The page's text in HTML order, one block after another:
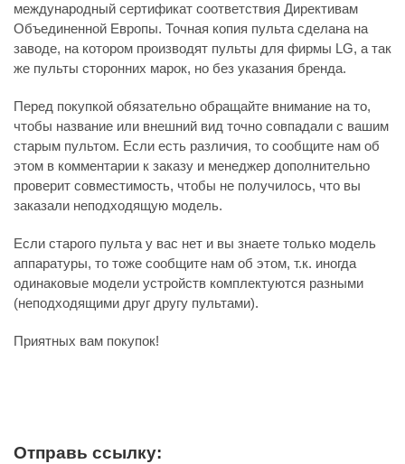
международный сертификат соответствия Директивам
Объединенной Европы. Точная копия пульта сделана на
заводе, на котором производят пульты для фирмы LG, а так
же пульты сторонних марок, но без указания бренда.
Перед покупкой обязательно обращайте внимание на то,
чтобы название или внешний вид точно совпадали с вашим
старым пультом. Если есть различия, то сообщите нам об
этом в комментарии к заказу и менеджер дополнительно
проверит совместимость, чтобы не получилось, что вы
заказали неподходящую модель.
Если старого пульта у вас нет и вы знаете только модель
аппаратуры, то тоже сообщите нам об этом, т.к. иногда
одинаковые модели устройств комплектуются разными
(неподходящими друг другу пультами).
Приятных вам покупок!
Отправь ссылку: